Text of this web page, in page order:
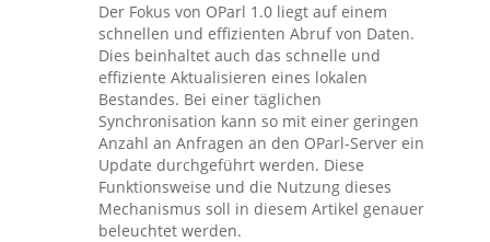
Der Fokus von OParl 1.0 liegt auf einem
schnellen und effizienten Abruf von Daten.
Dies beinhaltet auch das schnelle und
effiziente Aktualisieren eines lokalen
Bestandes. Bei einer täglichen
Synchronisation kann so mit einer geringen
Anzahl an Anfragen an den OParl-Server ein
Update durchgeführt werden. Diese
Funktionsweise und die Nutzung dieses
Mechanismus soll in diesem Artikel genauer
beleuchtet werden.